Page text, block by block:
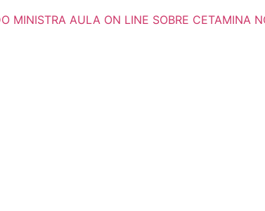
MINISTRA AULA ON LINE SOBRE CETAMINA